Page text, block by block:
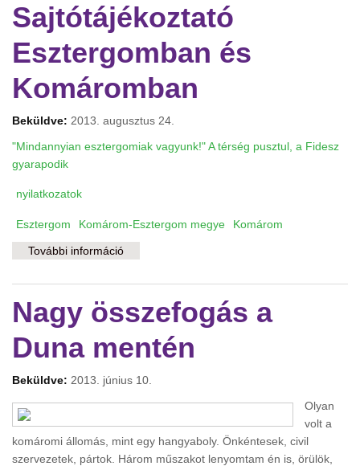
Sajtótájékoztató
Esztergomban és
Komáromban
Beküldve: 2013. augusztus 24.
"Mindannyian esztergomiak vagyunk!"A térség pusztul, a Fidesz
gyarapodik
nyilatkozatok
Esztergom Komárom-Esztergom megye Komárom
További információ
Nagy összefogás a
Duna mentén
Beküldve: 2013. június 10.
Olyan
volt a
komáromi állomás, mint egy hangyaboly. Önkéntesek, civil
szervezetek, pártok. Három műszakot lenyomtam én is, örülök,